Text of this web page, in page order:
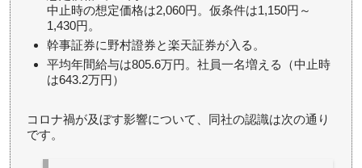
中止時の想定価格は2,060円。仮条件は1,150円～
1,430円。
幹事証券に野村證券と楽天証券が入る。
平均年間給与は805.6万円。社員一名増える（中止時
は643.2万円）
コロナ禍が及ぼす影響について、同社の認識は次の通り
です。